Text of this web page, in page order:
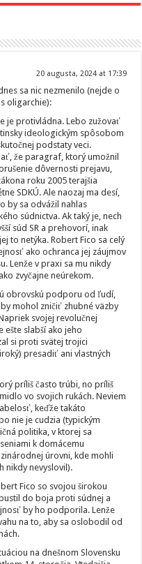
20 augusta, 2024 at 17:39
sa nic nezmenilo (nejde o
oligarchie):
je protivládna. Lebo zužovať
ideologickým spôsobom
podstaty veci.
že paragraf, ktorý umožnil
dôvernosti prejavu,
roku 2005 terajšia
SDKÚ. Ale naozaj ma desí,
by sa odvážil nahlas
súdnictva. Ak taký je, nech
súd SR a prehovorí, inak
to netýka. Robert Fico sa celý
ako ochranca jej záujmov
Lenže v praxi sa mu nikdy
zvyčajne neúrekom.
obrovskú podporu od ľudí,
mohol zničiť zhubné väzby
svojej revolučnej
ešte slabší ako jeho
si proti svätej trojici
presadiť ani vlastných
príliš často trúbi, no príliš
vo svojich rukách. Neviem
keďže takáto
nie je cudzia (typickým
politika, v ktorej sa
k domácemu
úrovni, kde mohli
nikdy nevyslovil).
Fico so svojou širokou
do boja proti súdnej a
by ho podporila. Lenže
na to, aby sa oslobodil od
na dnešnom Slovensku